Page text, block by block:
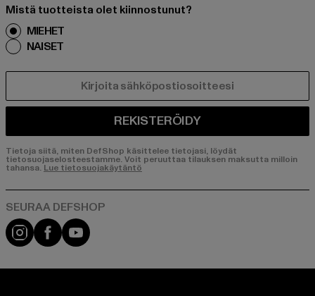
Mistä tuotteista olet kiinnostunut?
MIEHET
NAISET
REKISTERÖIDY
Tietoja siitä, miten DefShop käsittelee tietojasi, löydät
tietosuojaselosteestamme. Voit peruuttaa tilauksen maksutta milloin
tahansa. Lue tietosuojakäytäntö
Visit our Instagram page:
Visit our Facebook page:
Visit our YouTube channel: